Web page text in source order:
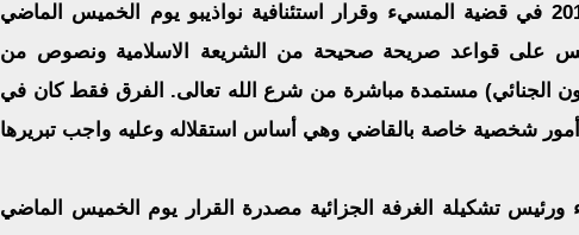
2 – ان حكم الاعدام الذي صدر سنة 2014 في قضية المسيء وقرار استئنافية نواذيبو يوم الخميس الماضي
على قواعد صريحة صحيحة من الشريعة الاسلامية ونصوص من
(المادة 306 من القانون الجنائي) مستمدة مباشرة من شرع الله تعالى. الفرق فقط كان في
أمور شخصية خاصة بالقاضي وهي أساس استقلاله وعليه واجب تبريرها
ورئيس تشكيلة الغرفة الجزائية مصدرة القرار يوم الخميس الماضي